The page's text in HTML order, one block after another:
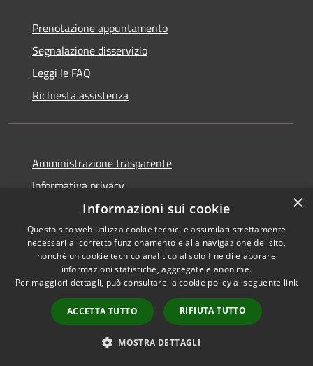
Prenotazione appuntamento
Segnalazione disservizio
Leggi le FAQ
Richiesta assistenza
Amministrazione trasparente
Informativa privacy
Dichiarazione di accessibilità
Accessibilità
Copyright © 2026 • Comune di
Berchidda • Powered by
×
Informazioni sui cookie
Questo sito web utilizza cookie tecnici e assimilati strettamente
necessari al corretto funzionamento e alla navigazione del sito,
nonché un cookie tecnico analitico al solo fine di elaborare
informazioni statistiche, aggregate e anonime.
Per maggiori dettagli, può consultare la cookie policy al seguente link
ACCETTA TUTTO RIFIUTA TUTTO
MOSTRA DETTAGLI